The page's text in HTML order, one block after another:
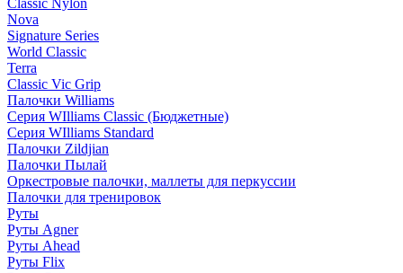
Classic Nylon
Nova
Signature Series
World Classic
Terra
Classic Vic Grip
Палочки Williams
Серия WIlliams Classic (Бюджетные)
Серия WIlliams Standard
Палочки Zildjian
Палочки Пылай
Оркестровые палочки, маллеты для перкуссии
Палочки для тренировок
Руты
Руты Agner
Руты Ahead
Руты Flix